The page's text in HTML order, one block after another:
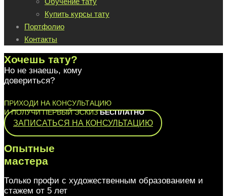
Купить курсы тату
Портфолио
Контакты
Хочешь тату?
Но не знаешь, кому
довериться?
ПРИХОДИ НА КОНСУЛЬТАЦИЮ
И ПОЛУЧИ ПЕРВЫЙ ЭСКИЗБЕСПЛАТНО
ЗАПИСАТЬСЯ НА КОНСУЛЬТАЦИЮ
Опытные
мастера
Только профи с художественным образованием и
стажем от 5 лет